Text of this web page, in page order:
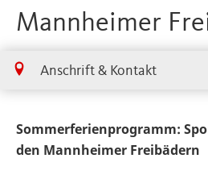
Mannheimer
Anschrift & Kontakt
Sommerferienprogramm:
den Mannheimer Freibädern